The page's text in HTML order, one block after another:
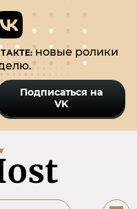
новые ролики
Подписаться на
VK